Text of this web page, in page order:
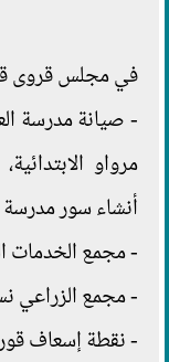
في مجلس قروى
- صيانة مدرسة
أنشاء سور مدرسة
- مجمع الخدمات
- مجمع الزراعي
- نقطة إسعاف